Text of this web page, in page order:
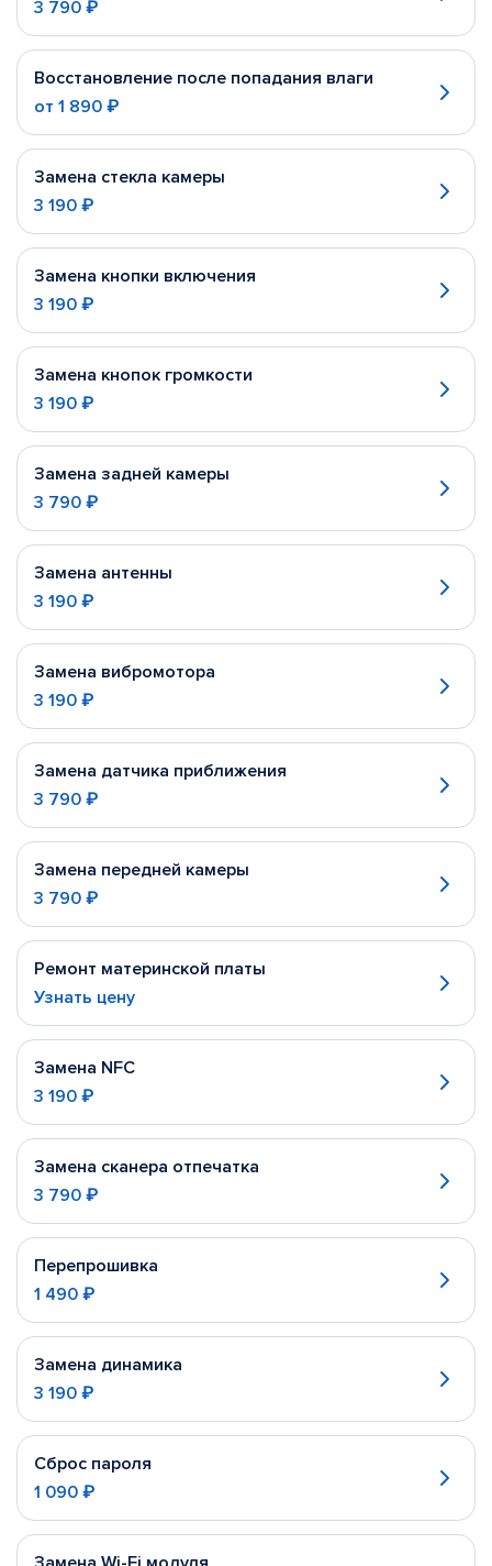
3 790 ₽
Восстановление после попадания влаги
от 1 890 ₽
Замена стекла камеры
3 190 ₽
Замена кнопки включения
3 190 ₽
Замена кнопок громкости
3 190 ₽
Замена задней камеры
3 790 ₽
Замена антенны
3 190 ₽
Замена вибромотора
3 190 ₽
Замена датчика приближения
3 790 ₽
Замена передней камеры
3 790 ₽
Ремонт материнской платы
Узнать цену
Замена NFC
3 190 ₽
Замена сканера отпечатка
3 790 ₽
Перепрошивка
1 490 ₽
Замена динамика
3 190 ₽
Сброс пароля
1 090 ₽